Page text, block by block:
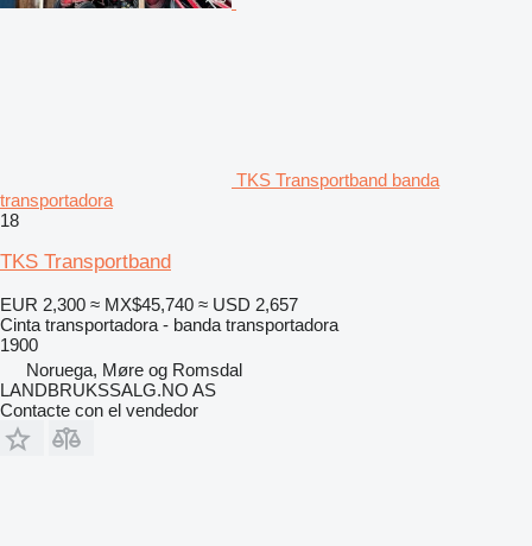
TKS Transportband banda
transportadora
18
TKS Transportband
EUR 2,300 ≈ MX$45,740 ≈ USD 2,657
Cinta transportadora - banda transportadora
1900
Noruega, Møre og Romsdal
LANDBRUKSSALG.NO AS
Contacte con el vendedor